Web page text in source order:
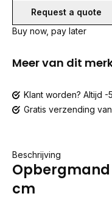
Request a quote
Buy now, pay later
Meer van dit
Klant worden? Altijd
Gratis verzending
Beschrijving
Opbergmand
cm